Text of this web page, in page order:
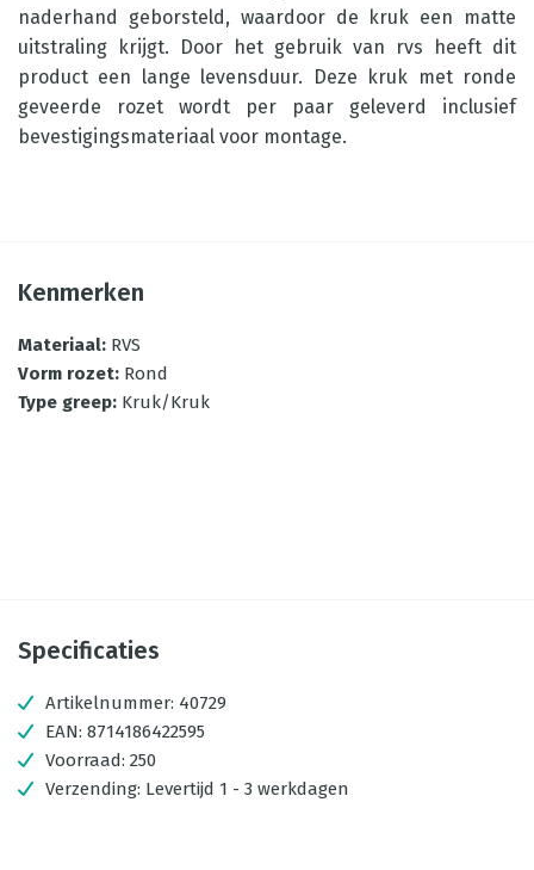
naderhand geborsteld, waardoor de kruk een matte
uitstraling krijgt. Door het gebruik van rvs heeft dit
product een lange levensduur. Deze kruk met ronde
geveerde rozet wordt per paar geleverd inclusief
bevestigingsmateriaal voor montage.
Kenmerken
Materiaal: RVS
Vorm rozet: Rond
Type greep: Kruk/Kruk
Specificaties
Artikelnummer: 40729
EAN: 8714186422595
Voorraad: 250
Verzending: Levertijd 1 - 3 werkdagen